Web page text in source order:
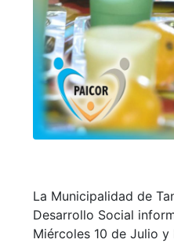
La Municipalidad de
Desarrollo Social
Miércoles 10 de Julio